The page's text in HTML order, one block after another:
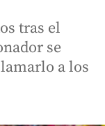
tras el
se
a los